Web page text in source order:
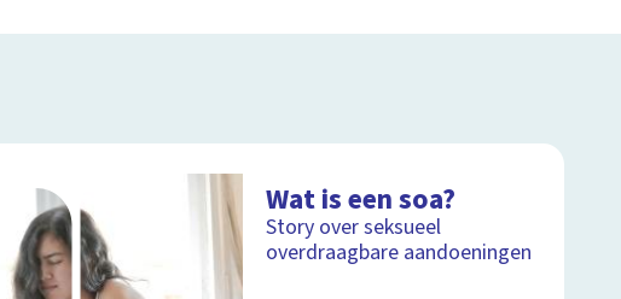
Wat is een soa?
Story over seksueel
overdraagbare aandoeningen